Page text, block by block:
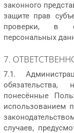
законного
защите прав
проверки, в
персональных
7.
7.1.
понесённые
использованием
случаев,